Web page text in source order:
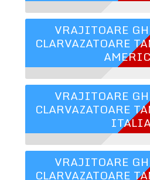
VRAJITOARE
CLARVAZATOARE
VRAJITOARE
CLARVAZATOARE
VRAJITOARE
CLARVAZATOARE